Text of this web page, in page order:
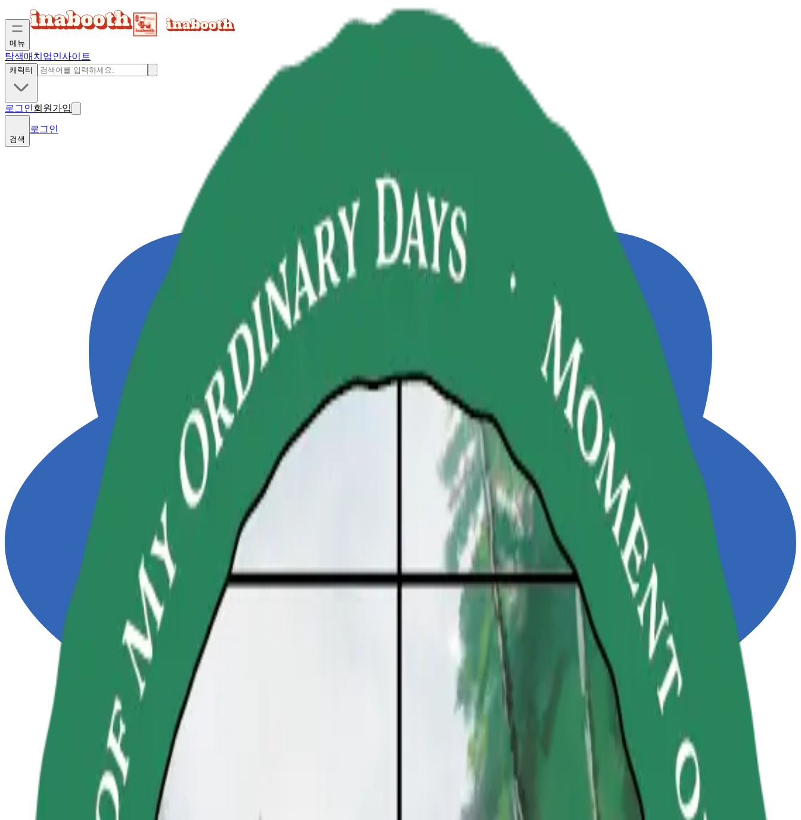
메뉴
탐색매치업인사이트
캐릭터
로그인회원가입
검색
로그인